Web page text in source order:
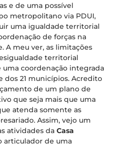
e de uma possível
metropolitano via PDUI,
uma igualdade territorial
de forças na
A meu ver, as limitações
territorial
uma coordenação integrada
dos 21 municípios. Acredito
de um plano de
que seja mais que uma
atenda somente as
Assim, vejo um
atividades da Casa
articulador de uma